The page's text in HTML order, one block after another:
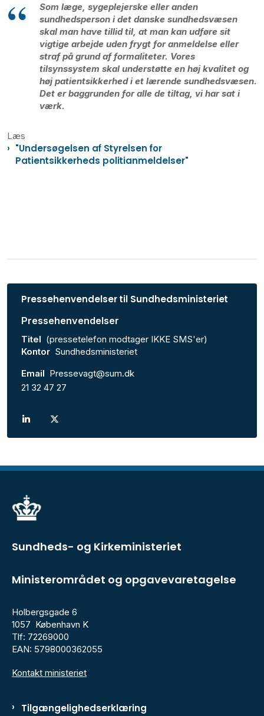
Som læge, sygeplejerske eller anden
sundhedsperson i det danske sundhedsvæsen
skal man have tillid til, at man kan udføre sit
vigtige arbejde uden frygt for anmeldelse eller
straf på grund af formaliteter. Vores
tilsynssystem skal understøtte en høj kvalitet og
høj patientsikkerhed i et lærende sundhedsvæsen.
Det er baggrunden for alle de tiltag, vi har sat i
værk.
Læs
"Undersøgelsen af Styrelsen for
Patientsikkerheds politianmeldelser"
Pressehenvendelser til Sundhedsministeriet
Pressehenvendelser
Titel (pressetelefon modtager IKKE SMS'er)
Kontor Sundhedsministeriet
Email Pressevagt@sum.dk
21 32 47 27
Sundheds- og Kirkeministeriet
Ministerområdet og opgavevaretagelse
Holbergsgade 6
1057 København K
Tlf: 72269000
EAN: 5798000362055
Kontakt ministeriet
Tilgængelighedserklæring